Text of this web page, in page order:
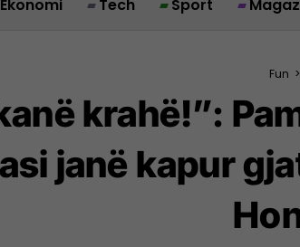
Ekonomi Tech Sport
Fun >
krahë!”:
janë kapur